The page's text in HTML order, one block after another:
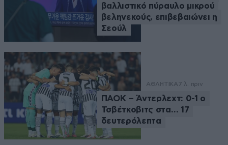
βαλλιστικό πύραυλο μικρού
βεληνεκούς, επιβεβαιώνει η
Σεούλ
ΑΘΛΗΤΙΚΑ7 λ. πριν
ΠΑΟΚ – Άντερλεχτ: 0-1 ο
Τσβέτκοβιτς στα… 17
δευτερόλεπτα